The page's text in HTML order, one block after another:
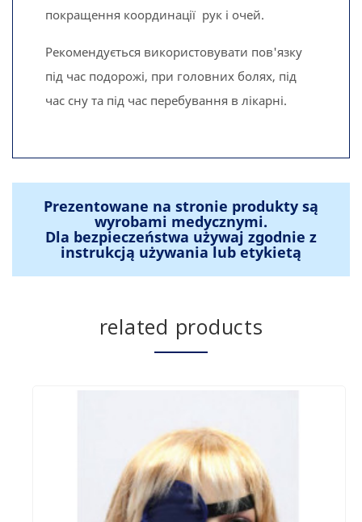
покращення координації рук і очей.
Рекомендується використовувати пов'язку
під час подорожі, при головних болях, під
час сну та під час перебування в лікарні.
Prezentowane na stronie produkty są
wyrobami medycznymi.
Dla bezpieczeństwa używaj zgodnie z
instrukcją używania lub etykietą
related products